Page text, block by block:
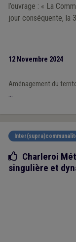
l’ouvrage : « La
jour conséquente, la
12 Novembre 2024
Aménagement du
...
Bonne
Charleroi
singulière et